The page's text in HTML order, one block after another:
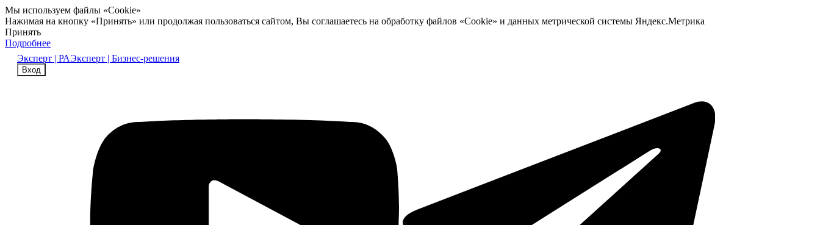
Мы используем файлы «Cookie»
Нажимая на кнопку «Принять» или продолжая пользоваться сайтом, Вы соглашаетесь на обработку файлов «Cookie» и данных метрической системы Яндекс.Метрика
Принять
Подробнее
Эксперт | РАЭксперт | Бизнес-решения
Вход